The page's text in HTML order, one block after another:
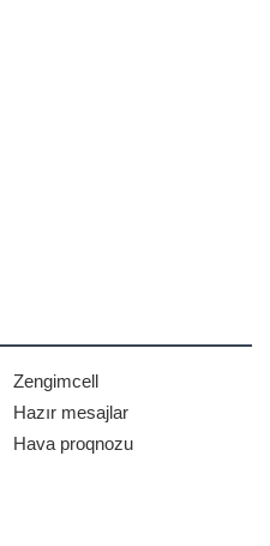
Zengimcell
Hazır mesajlar
Hava proqnozu